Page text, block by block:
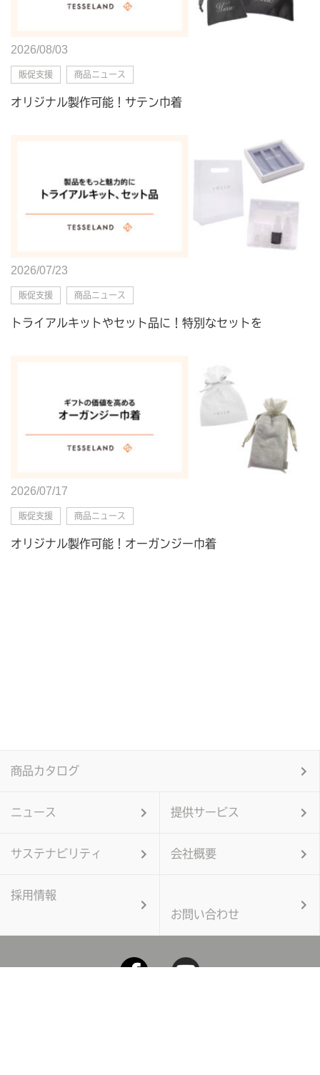
2026/08/03
販促支援 商品ニュース
オリジナル製作可能！サテン巾着
2026/07/23
販促支援 商品ニュース
トライアルキットやセット品に！特別なセットを
2026/07/17
販促支援 商品ニュース
オリジナル製作可能！オーガンジー巾着
商品カタログ
ニュース 提供サービス
サステナビリティ 会社概要
採用情報
お問い合わせ